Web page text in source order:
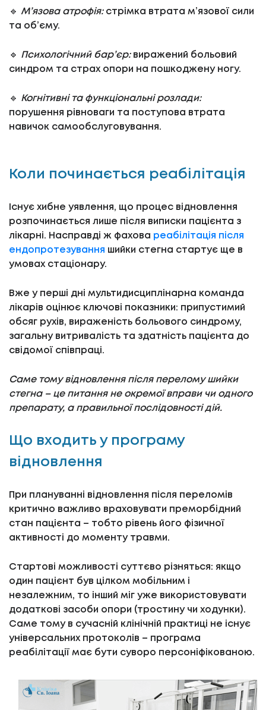
🔹 М’язова атрофія: стрімка втрата м’язової сили
та об’єму.
🔹 Психологічний бар’єр:виражений больовий
синдром та страх опори на пошкоджену ногу.
🔹 Когнітивні та функціональні розлади:
порушення рівноваги та поступова втрата
навичок самообслуговування.
Коли починається реабілітація
Існує хибне уявлення, що процес відновлення
розпочинається лише після виписки пацієнта з
лікарні. Насправді ж фахова реабілітація після
ендопротезування шийки стегна стартує ще в
умовах стаціонару.
Вже у перші дні мультидисциплінарна команда
лікарів оцінює ключові показники: припустимий
обсяг рухів, вираженість больового синдрому,
загальну витривалість та здатність пацієнта до
свідомої співпраці.
Саме тому відновлення після перелому шийки
стегна – це питання не окремої вправи чи одного
препарату, а правильної послідовності дій.
Що входить у програму
відновлення
При плануванні відновлення після переломів
критично важливо враховувати преморбідний
стан пацієнта – тобто рівень його фізичної
активності до моменту травми.
Стартові можливості суттєво різняться: якщо
один пацієнт був цілком мобільним і
незалежним, то інший міг уже використовувати
додаткові засоби опори (тростину чи ходунки).
Саме тому в сучасній клінічній практиці не існує
універсальних протоколів – програма
реабілітації має бути суворо персоніфікованою.